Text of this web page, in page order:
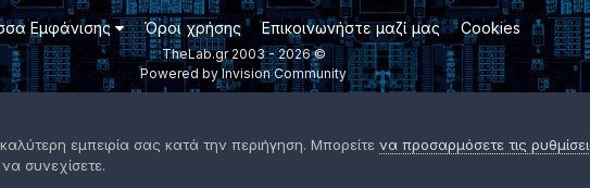
Εμφάνισης Όροι χρήσης Επικοινωνήστε μαζί μας Cookies
TheLab.gr 2003 -2026 ©
Powered by Invision Community
εμπειρία σας κατά την περιήγηση. Μπορείτε να προσαρμόσετε τις
συνεχίσετε.